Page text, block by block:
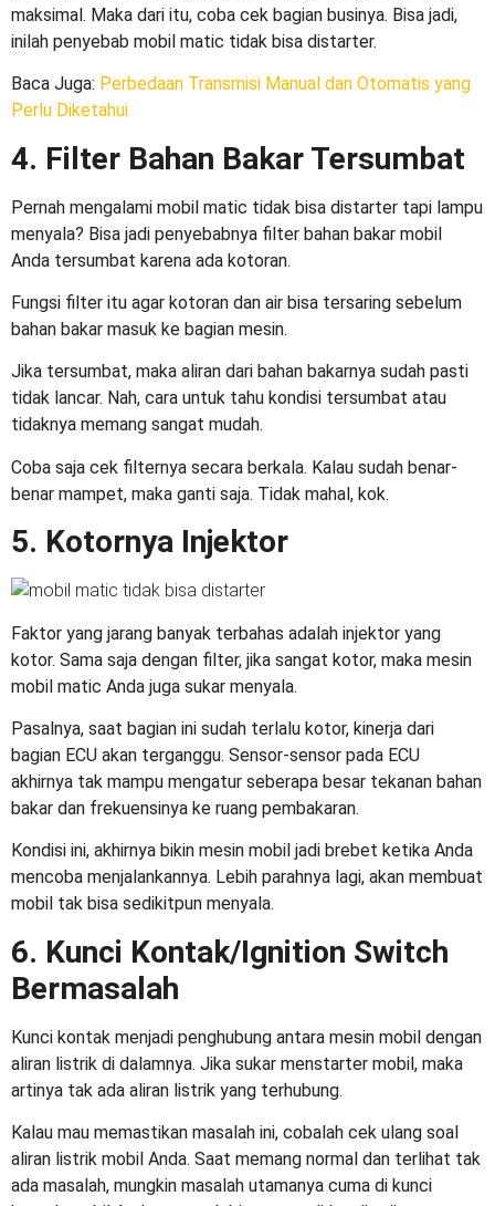
maksimal. Maka dari itu, coba cek bagian businya. Bisa jadi,
inilah penyebab mobil matic tidak bisa distarter.
Baca Juga: Perbedaan Transmisi Manual dan Otomatis yang
Perlu Diketahui
4. Filter Bahan Bakar Tersumbat
Pernah mengalami mobil matic tidak bisa distarter tapi lampu
menyala? Bisa jadi penyebabnya filter bahan bakar mobil
Anda tersumbat karena ada kotoran.
Fungsi filter itu agar kotoran dan air bisa tersaring sebelum
bahan bakar masuk ke bagian mesin.
Jika tersumbat, maka aliran dari bahan bakarnya sudah pasti
tidak lancar. Nah, cara untuk tahu kondisi tersumbat atau
tidaknya memang sangat mudah.
Coba saja cek filternya secara berkala. Kalau sudah benar-
benar mampet, maka ganti saja. Tidak mahal, kok.
5. Kotornya Injektor
Faktor yang jarang banyak terbahas adalah injektor yang
kotor. Sama saja dengan filter, jika sangat kotor, maka mesin
mobil matic Anda juga sukar menyala.
Pasalnya, saat bagian ini sudah terlalu kotor, kinerja dari
bagian ECU akan terganggu. Sensor-sensor pada ECU
akhirnya tak mampu mengatur seberapa besar tekanan bahan
bakar dan frekuensinya ke ruang pembakaran.
Kondisi ini, akhirnya bikin mesin mobil jadi brebet ketika Anda
mencoba menjalankannya. Lebih parahnya lagi, akan membuat
mobil tak bisa sedikitpun menyala.
6. Kunci Kontak/Ignition Switch
Bermasalah
Kunci kontak menjadi penghubung antara mesin mobil dengan
aliran listrik di dalamnya. Jika sukar menstarter mobil, maka
artinya tak ada aliran listrik yang terhubung.
Kalau mau memastikan masalah ini, cobalah cek ulang soal
aliran listrik mobil Anda. Saat memang normal dan terlihat tak
ada masalah, mungkin masalah utamanya cuma di kunci